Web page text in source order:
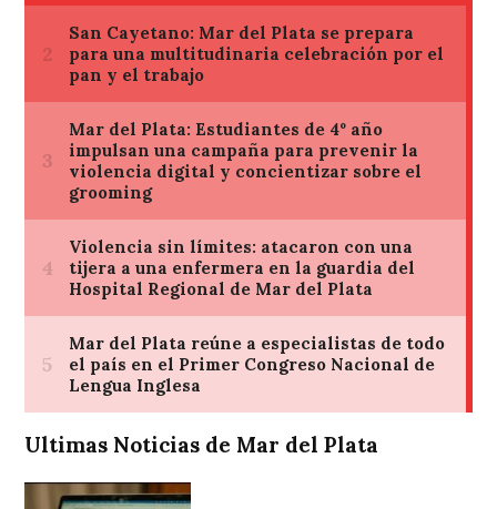
Ultimas Noticias de Mar del Plata